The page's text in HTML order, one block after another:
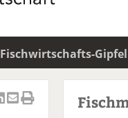
Fischwirtschafts-Gipfel